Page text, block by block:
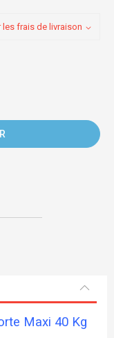
les frais de livraison
Maxi 40 Kg